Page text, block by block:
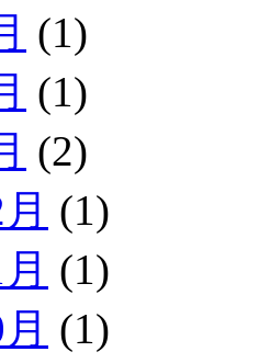
(1)
(1)
(2)
(1)
(1)
(1)